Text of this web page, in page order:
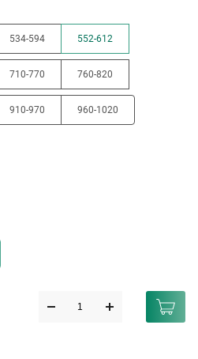
534-594 552-612
710-770 760-820
910-970 960-1020